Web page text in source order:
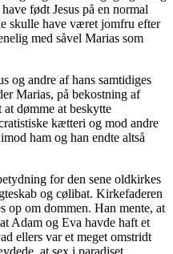
født Jesus på en normal
skulle have været jomfru efter
med såvel Marias som
og andre af hans samtidiges
Marias, på bekostning af
dømme at beskytte
kætteri og mod andre
ham og han endte altså
for den sene oldkirkes
og cølibat. Kirkefaderen
op om dommen. Han mente, at
Adam og Eva havde haft et
ellers var et meget omstridt
at sex i paradiset